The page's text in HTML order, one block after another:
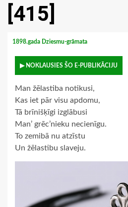
[415]
1898.gada Dziesmu-grāmata
▶ NOKLAUSIES ŠO E-PUBLIKĀCIJU
Man žēlastiba notikusi,
Kas iet pār visu apdomu,
Tā brīnišķīgi izglābusi
Man’ grēc’nieku necienīgu.
To zemibā nu atzīstu
Un žēlastibu slaveju.